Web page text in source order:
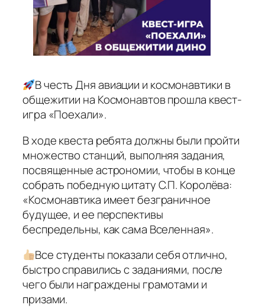
В честь Дня авиации и космонавтики в
общежитии на Космонавтов прошла квест-
игра «Поехали».
В ходе квеста ребята должны были пройти
множество станций, выполняя задания,
посвященные астрономии, чтобы в конце
собрать победную цитату С.П. Королёва:
«Космонавтика имеет безграничное
будущее, и ее перспективы
беспредельны, как сама Вселенная».
Все студенты показали себя отлично,
быстро справились с заданиями, после
чего были награждены грамотами и
призами.